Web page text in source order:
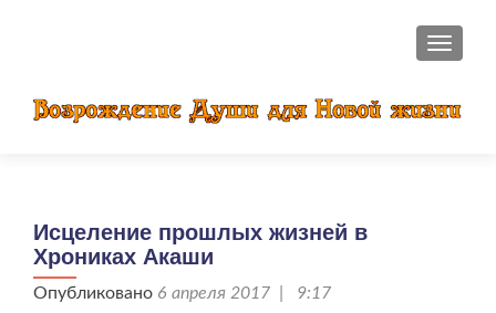
Исцеление прошлых жизней в
Хрониках Акаши
Опубликовано 6 апреля 2017 | 9:17